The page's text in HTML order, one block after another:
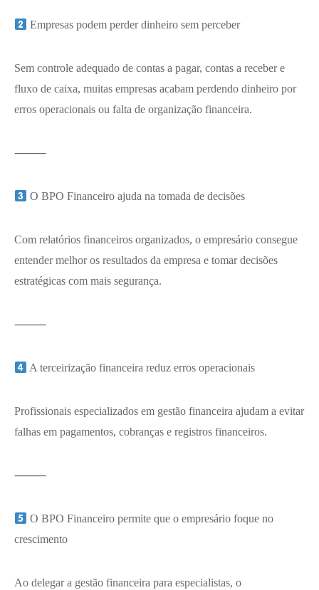
Empresas podem perder dinheiro sem perceber
Sem controle adequado de contas a pagar, contas a receber e
fluxo de caixa, muitas empresas acabam perdendo dinheiro por
erros operacionais ou falta de organização financeira.
⸻
O BPO Financeiro ajuda na tomada de decisões
Com relatórios financeiros organizados, o empresário consegue
entender melhor os resultados da empresa e tomar decisões
estratégicas com mais segurança.
⸻
A terceirização financeira reduz erros operacionais
Profissionais especializados em gestão financeira ajudam a evitar
falhas em pagamentos, cobranças e registros financeiros.
⸻
O BPO Financeiro permite que o empresário foque no
crescimento
Ao delegar a gestão financeira para especialistas, o